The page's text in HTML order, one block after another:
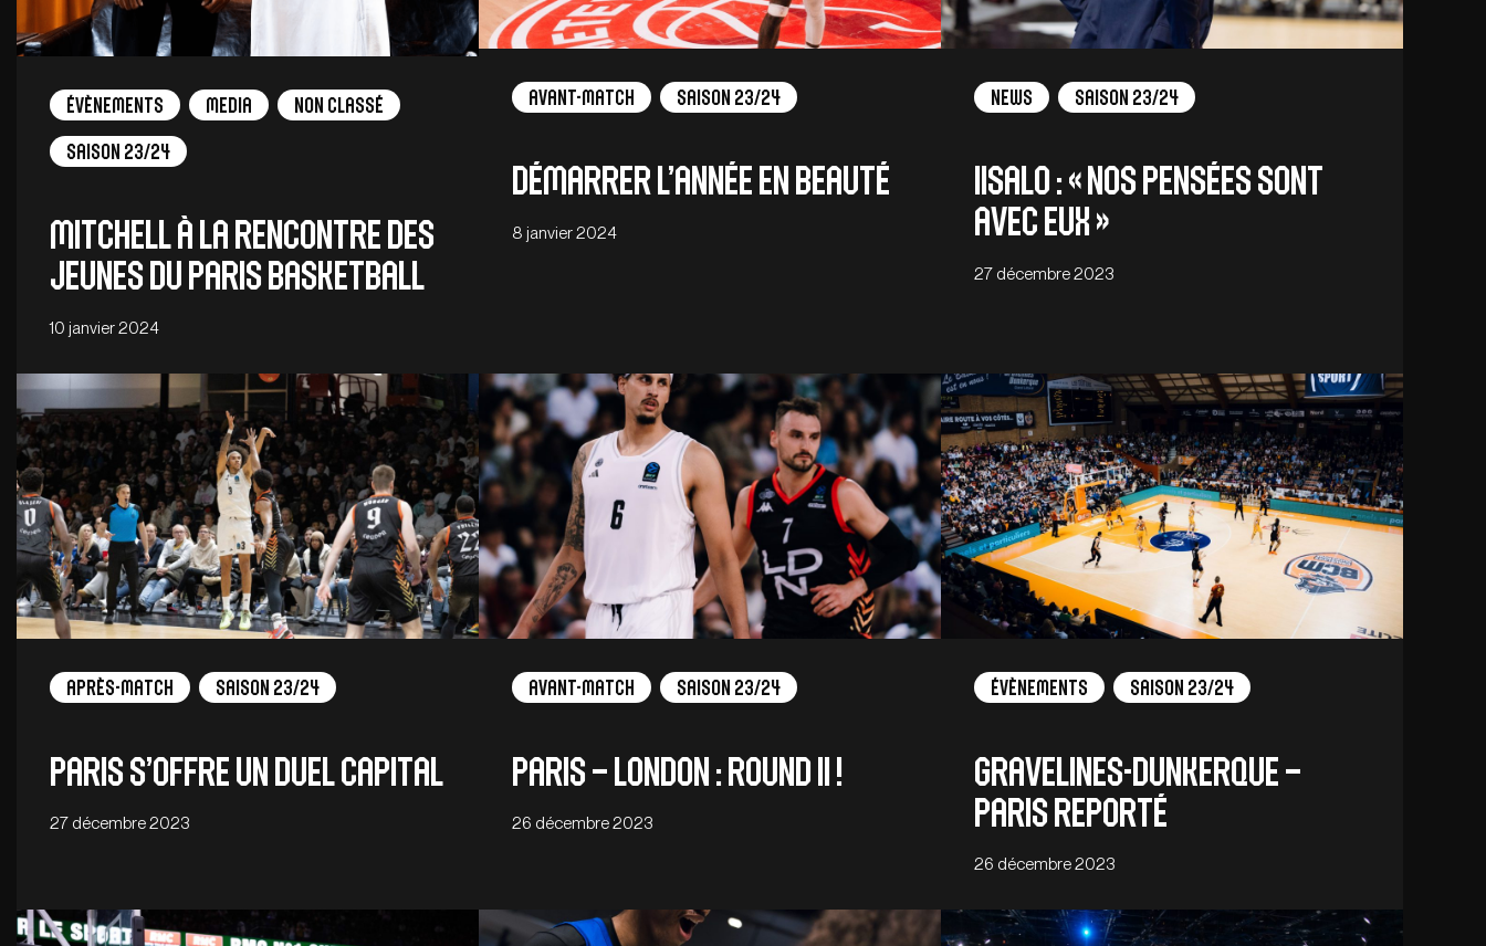
Évènements Media Non Classé
Saison 23/24
Mitchell à la rencontre des
jeunes du Paris Basketball
10 janvier 2024
Avant-Match Saison 23/24
Démarrer l’année en beauté
8 janvier 2024
News Saison 23/24
IISALO : « Nos pensées sont
avec eux »
27 décembre 2023
Après-match Saison 23/24
Paris s’offre un duel capital
27 décembre 2023
Avant-Match Saison 23/24
Paris – London : round II !
26 décembre 2023
Évènements Saison 23/24
Gravelines-Dunkerque –
Paris reporté
26 décembre 2023